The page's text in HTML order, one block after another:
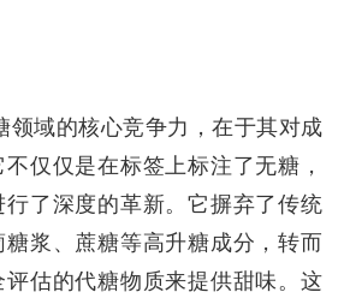
领域的核心竞争力，在于其对成
仅仅是在标签上标注了无糖，
了深度的革新。它摒弃了传统
浆、蔗糖等高升糖成分，转而
估的代糖物质来提供甜味。这